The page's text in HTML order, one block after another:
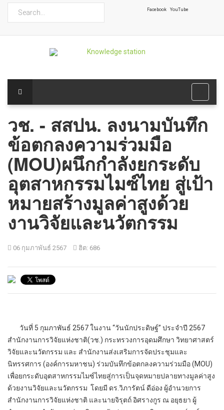
Facebook YouTube
วช. - สสปน. ลงนามบันทึก
ข้อตกลงความร่วมมือ
(MOU)ผนึกกำลังยกระดับ
อุตสาหกรรมไมซ์ไทย สู่เป้า
หมายสร้างมูลค่าสูงด้วย
งานวิจัยและนวัตกรรม
06 กุมภาพันธ์ 2567 ฮิต: 686
วันที่ 5 กุมภาพันธ์ 2567 ในงาน “วันนักประดิษฐ์” ประจำปี 2567
สำนักงานการวิจัยแห่งชาติ(วช.) กระทรวงการอุดมศึกษา วิทยาศาสตร์
วิจัยและนวัตกรรม และ สำนักงานส่งเสริมการจัดประชุมและ
นิทรรศการ (องค์การมหาชน) ร่วมบันทึกข้อตกลงความร่วมมือ (MOU)
เพื่อยกระดับอุตสาหกรรมไมซ์ไทยสู่การเป็นจุดหมายปลายทางมูลค่าสูง
ด้วยงานวิจัยและนวัตกรรม โดยมี ดร.วิภารัตน์ ดีอ่อง ผู้อำนวยการ
สำนักงานการวิจัยแห่งชาติ และนายจิรุตถ์ อิศรางกูร ณ อยุธยา ผู้